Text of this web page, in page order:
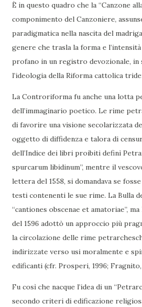
È in questo quadro che la “Canzone
componimento del Canzoniere,
paradigmatica nella nascita del
genere che trasla la forma e
profano in un registro devozionale, in
l’ideologia della Riforma cattolica
La Controriforma fu anche una lotta
dell’immaginario poetico. Le rime
di favorire una visione secolarizzata
oggetto di diffidenza e talora di
dell’Indice dei libri proibiti definì
spurcarum libidinum”, mentre il
lettera del 1558, si domandava se
testi contenenti le sue rime. La Bulla
“cantiones obscenae et amatoriae”,
del 1596 adottò un approccio più
la circolazione delle rime
indirizzate verso usi moralmente e
edificanti (cfr. Prosperi, 1996; Fragnito,
Fu così che nacque l’idea di un
secondo criteri di edificazione